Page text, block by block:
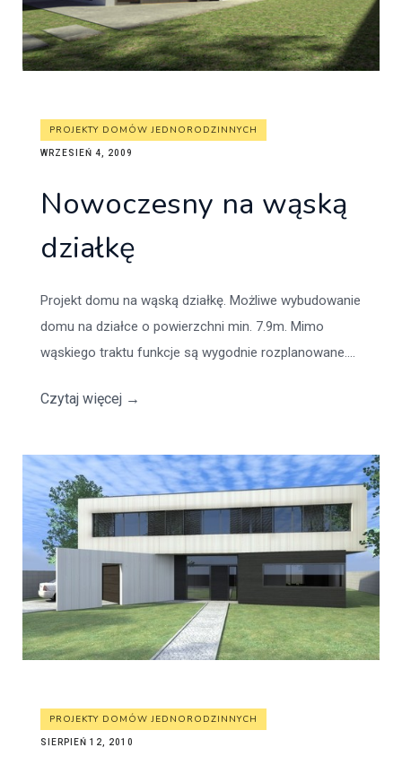
PROJEKTY DOMÓW JEDNORODZINNYCH
WRZESIEŃ 4, 2009
Nowoczesny na wąską
działkę
Projekt domu na wąską działkę. Możliwe wybudowanie
domu na działce o powierzchni min. 7.9m. Mimo
wąskiego traktu funkcje są wygodnie rozplanowane....
Czytaj więcej →
PROJEKTY DOMÓW JEDNORODZINNYCH
SIERPIEŃ 12, 2010